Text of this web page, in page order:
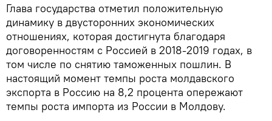
Глава государства отметил положительную
динамику в двусторонних экономических
отношениях, которая достигнута благодаря
договоренностям с Россией в 2018-2019 годах, в
том числе по снятию таможенных пошлин. В
настоящий момент темпы роста молдавского
экспорта в Россию на 8,2 процента опережают
темпы роста импорта из России в Молдову.